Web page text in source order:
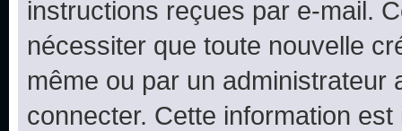
instructions reçues par e-mail.
nécessiter que toute nouvelle
même ou par un
connecter. Cette information